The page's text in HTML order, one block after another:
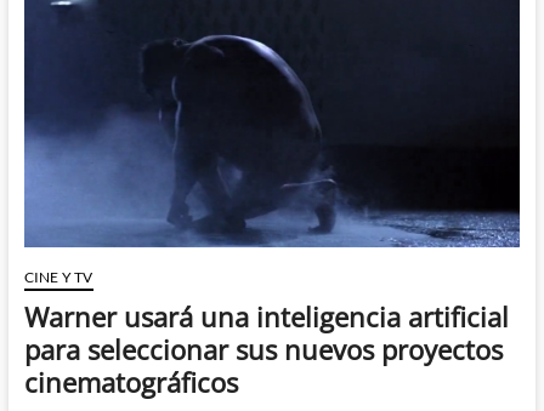
CINE Y TV
Warner usará una inteligencia artificial
para seleccionar sus nuevos proyectos
cinematográficos